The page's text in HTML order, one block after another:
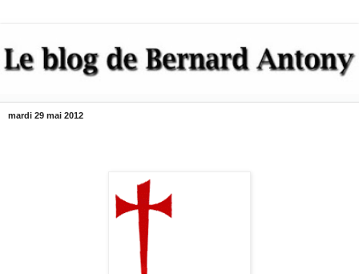
mardi 29 mai 2012